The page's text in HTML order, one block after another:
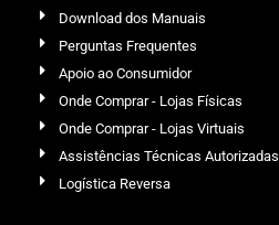
Download dos Manuais
Perguntas Frequentes
Apoio ao Consumidor
Onde Comprar - Lojas Físicas
Onde Comprar - Lojas Virtuais
Assistências Técnicas Autorizadas
Logística Reversa